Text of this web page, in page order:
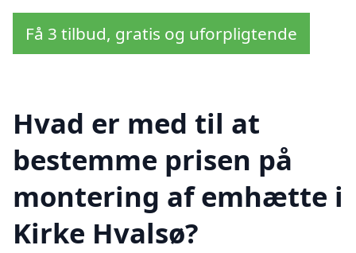
Få 3 tilbud, gratis og uforpligtende
Hvad er med til at
bestemme prisen på
montering af emhætte i
Kirke Hvalsø?